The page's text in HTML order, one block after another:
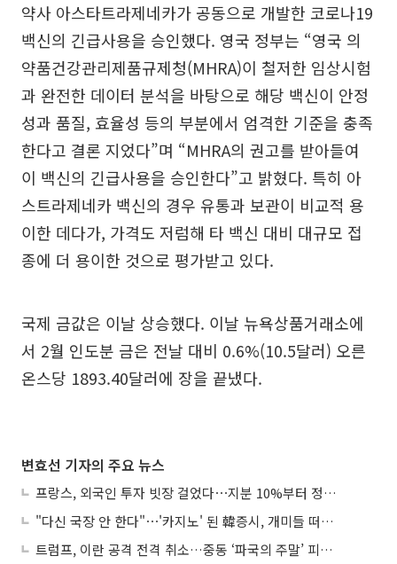
약사 아스타트라제네카가 공동으로 개발한 코로나19
백신의 긴급사용을 승인했다. 영국 정부는 “영국 의
약품건강관리제품규제청(MHRA)이 철저한 임상시험
과 완전한 데이터 분석을 바탕으로 해당 백신이 안정
성과 품질, 효율성 등의 부분에서 엄격한 기준을 충족
한다고 결론 지었다”며 “MHRA의 권고를 받아들여
이 백신의 긴급사용을 승인한다”고 밝혔다. 특히 아
스트라제네카 백신의 경우 유통과 보관이 비교적 용
이한 데다가, 가격도 저럼해 타 백신 대비 대규모 접
종에 더 용이한 것으로 평가받고 있다.
국제 금값은 이날 상승했다. 이날 뉴욕상품거래소에
서 2월 인도분 금은 전날 대비 0.6%(10.5달러) 오른
온스당 1893.40달러에 장을 끝냈다.
변효선 기자의 주요 뉴스
프랑스, 외국인 투자 빗장 걸었다⋯지분 10%부터 정부가 승인
"다신 국장 안 한다"⋯'카지노' 된 韓증시, 개미들 떠난다
트럼프, 이란 공격 전격 취소…중동 ‘파국의 주말’ 피했다